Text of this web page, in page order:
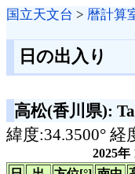
国立天文台 > 暦計算
日の出入り
高松(香川県):
緯度:34.3500° 経
2025年